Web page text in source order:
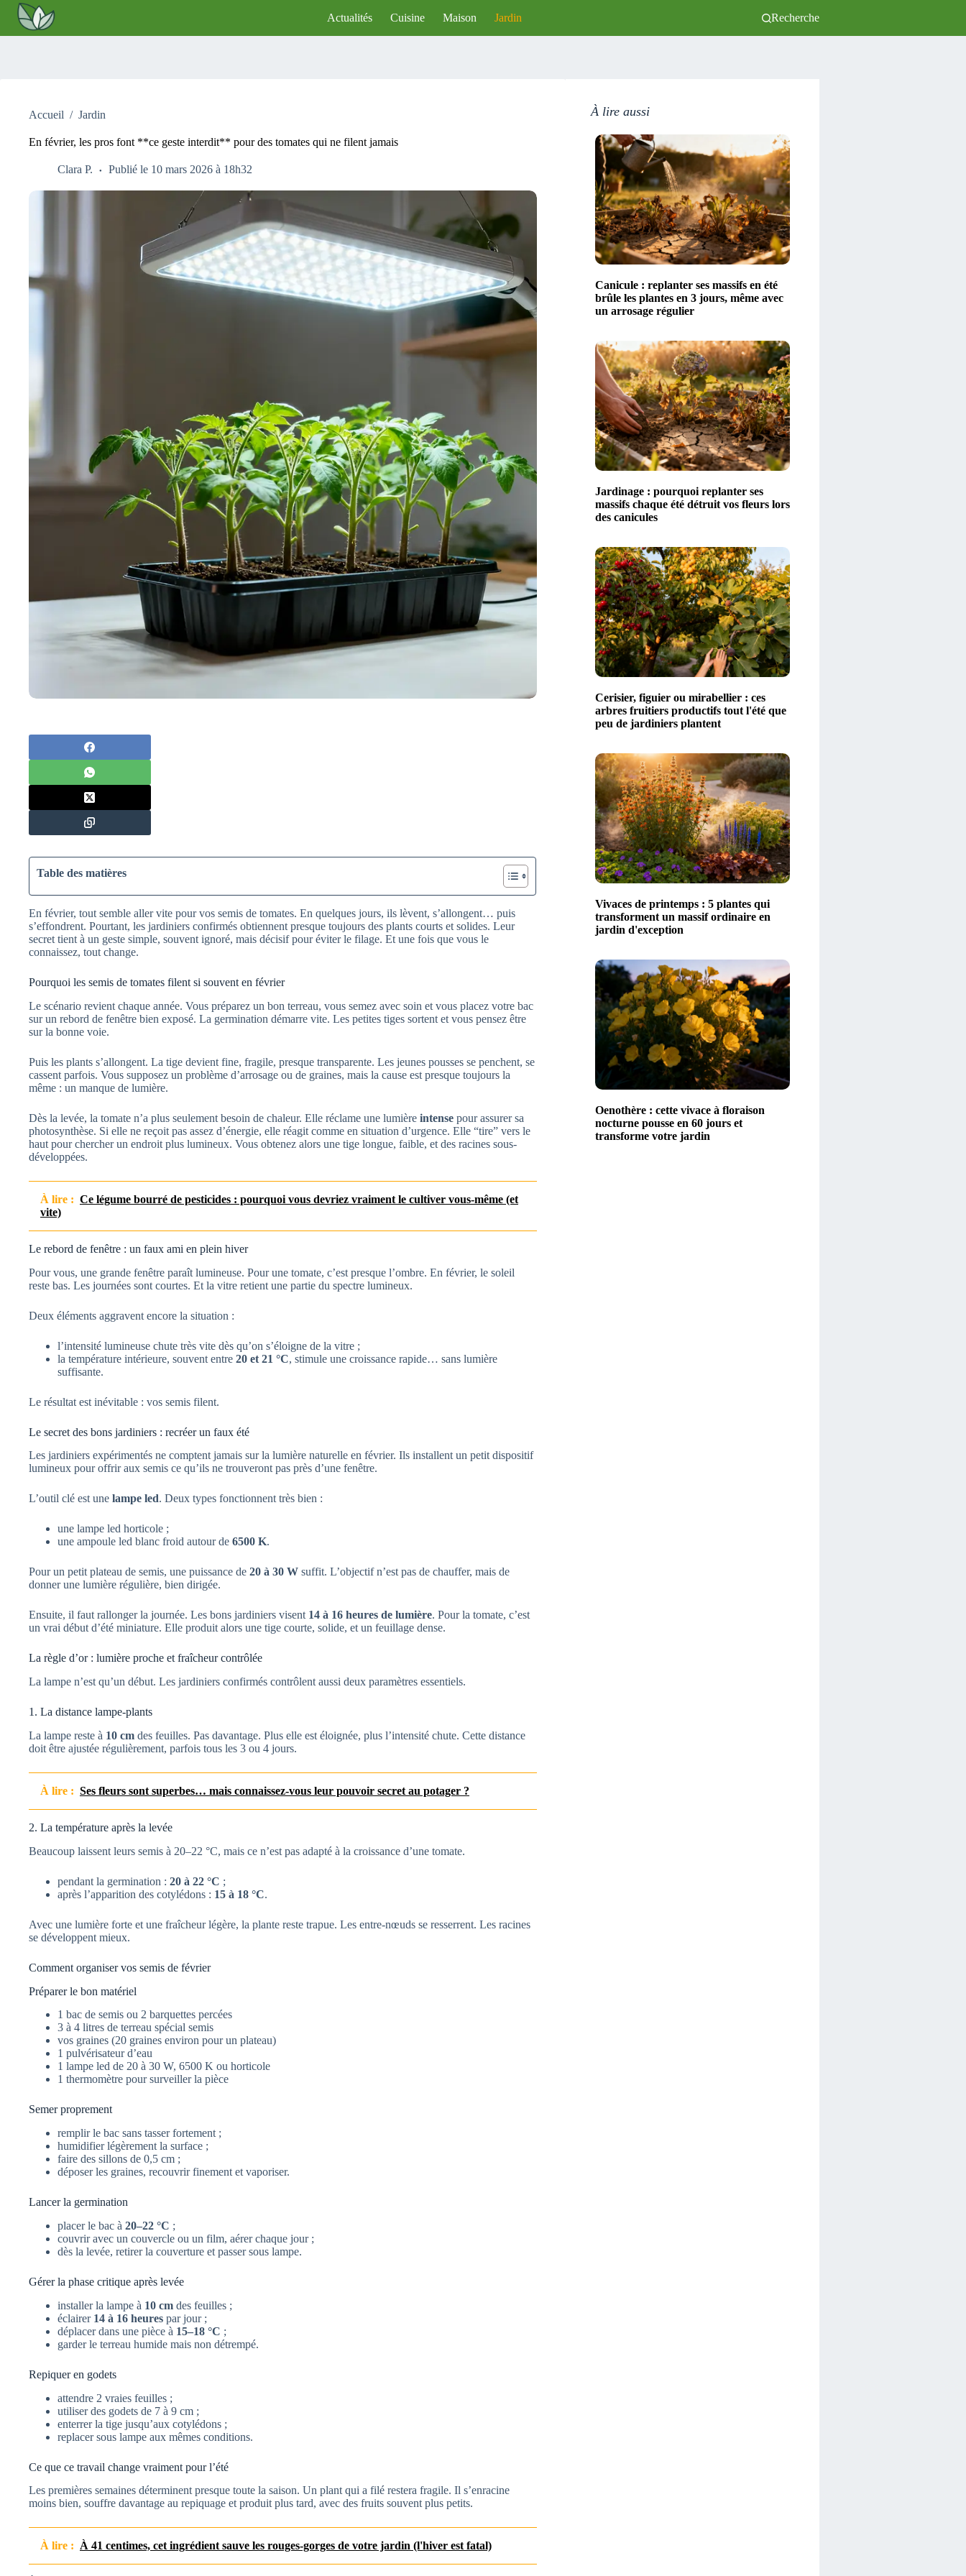
Passer
contenu
Actualités Cuisine Maison Jardin Recherche
Accueil / Jardin
En février, les pros font **ce geste interdit** pour des tomates qui ne filent jamais
Clara P. Publié le 10 mars 2026 à 18h32
Table des matières
En février, tout semble aller vite pour vos semis de tomates. En quelques jours, ils lèvent, s’allongent… puis
s’effondrent. Pourtant, les jardiniers confirmés obtiennent presque toujours des plants courts et solides. Leur
secret tient à un geste simple, souvent ignoré, mais décisif pour éviter le filage. Et une fois que vous le
connaissez, tout change.
Pourquoi les semis de tomates filent si souvent en février
Le scénario revient chaque année. Vous préparez un bon terreau, vous semez avec soin et vous placez votre bac
sur un rebord de fenêtre bien exposé. La germination démarre vite. Les petites tiges sortent et vous pensez être
sur la bonne voie.
Puis les plants s’allongent. La tige devient fine, fragile, presque transparente. Les jeunes pousses se penchent, se
cassent parfois. Vous supposez un problème d’arrosage ou de graines, mais la cause est presque toujours la
même : un manque de lumière.
Dès la levée, la tomate n’a plus seulement besoin de chaleur. Elle réclame une lumière intense pour assurer sa
photosynthèse. Si elle ne reçoit pas assez d’énergie, elle réagit comme en situation d’urgence. Elle “tire” vers le
haut pour chercher un endroit plus lumineux. Vous obtenez alors une tige longue, faible, et des racines sous-
développées.
À lire : Ce légume bourré de pesticides : pourquoi vous devriez vraiment le cultiver vous‑même (et
vite)
Le rebord de fenêtre : un faux ami en plein hiver
Pour vous, une grande fenêtre paraît lumineuse. Pour une tomate, c’est presque l’ombre. En février, le soleil
reste bas. Les journées sont courtes. Et la vitre retient une partie du spectre lumineux.
Deux éléments aggravent encore la situation :
l’intensité lumineuse chute très vite dès qu’on s’éloigne de la vitre ;
la température intérieure, souvent entre 20 et 21 °C, stimule une croissance rapide… sans lumière
suffisante.
Le résultat est inévitable : vos semis filent.
Le secret des bons jardiniers : recréer un faux été
Les jardiniers expérimentés ne comptent jamais sur la lumière naturelle en février. Ils installent un petit dispositif
lumineux pour offrir aux semis ce qu’ils ne trouveront pas près d’une fenêtre.
L’outil clé est une lampe led. Deux types fonctionnent très bien :
une lampe led horticole ;
une ampoule led blanc froid autour de 6500 K.
Pour un petit plateau de semis, une puissance de 20 à 30 W suffit. L’objectif n’est pas de chauffer, mais de
donner une lumière régulière, bien dirigée.
Ensuite, il faut rallonger la journée. Les bons jardiniers visent 14 à 16 heures de lumière. Pour la tomate, c’est
un vrai début d’été miniature. Elle produit alors une tige courte, solide, et un feuillage dense.
La règle d’or : lumière proche et fraîcheur contrôlée
La lampe n’est qu’un début. Les jardiniers confirmés contrôlent aussi deux paramètres essentiels.
1. La distance lampe-plants
La lampe reste à 10 cm des feuilles. Pas davantage. Plus elle est éloignée, plus l’intensité chute. Cette distance
doit être ajustée régulièrement, parfois tous les 3 ou 4 jours.
À lire : Ses fleurs sont superbes… mais connaissez-vous leur pouvoir secret au potager ?
2. La température après la levée
Beaucoup laissent leurs semis à 20–22 °C, mais ce n’est pas adapté à la croissance d’une tomate.
pendant la germination : 20 à 22 °C ;
après l’apparition des cotylédons : 15 à 18 °C.
Avec une lumière forte et une fraîcheur légère, la plante reste trapue. Les entre-nœuds se resserrent. Les racines
se développent mieux.
Comment organiser vos semis de février
Préparer le bon matériel
1 bac de semis ou 2 barquettes percées
3 à 4 litres de terreau spécial semis
vos graines (20 graines environ pour un plateau)
1 pulvérisateur d’eau
1 lampe led de 20 à 30 W, 6500 K ou horticole
1 thermomètre pour surveiller la pièce
Semer proprement
remplir le bac sans tasser fortement ;
humidifier légèrement la surface ;
faire des sillons de 0,5 cm ;
déposer les graines, recouvrir finement et vaporiser.
Lancer la germination
placer le bac à 20–22 °C ;
couvrir avec un couvercle ou un film, aérer chaque jour ;
dès la levée, retirer la couverture et passer sous lampe.
Gérer la phase critique après levée
installer la lampe à 10 cm des feuilles ;
éclairer 14 à 16 heures par jour ;
déplacer dans une pièce à 15–18 °C ;
garder le terreau humide mais non détrempé.
Repiquer en godets
attendre 2 vraies feuilles ;
utiliser des godets de 7 à 9 cm ;
enterrer la tige jusqu’aux cotylédons ;
replacer sous lampe aux mêmes conditions.
Ce que ce travail change vraiment pour l’été
Les premières semaines déterminent presque toute la saison. Un plant qui a filé restera fragile. Il s’enracine
moins bien, souffre davantage au repiquage et produit plus tard, avec des fruits souvent plus petits.
À lire : À 41 centimes, cet ingrédient sauve les rouges-gorges de votre jardin (l'hiver est fatal)
À lire aussi
Canicule : replanter ses massifs en été
brûle les plantes en 3 jours, même avec
un arrosage régulier
Jardinage : pourquoi replanter ses
massifs chaque été détruit vos fleurs lors
des canicules
Cerisier, figuier ou mirabellier : ces
arbres fruitiers productifs tout l'été que
peu de jardiniers plantent
Vivaces de printemps : 5 plantes qui
transforment un massif ordinaire en
jardin d'exception
Oenothère : cette vivace à floraison
nocturne pousse en 60 jours et
transforme votre jardin